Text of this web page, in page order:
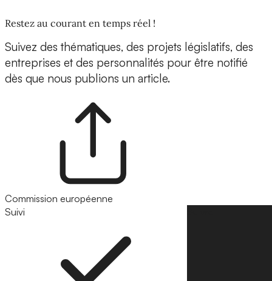
Restez au courant en temps réel !
Suivez des thématiques, des projets législatifs, des
entreprises et des personnalités pour être notifié
dès que nous publions un article.
Commission européenne
Suivi